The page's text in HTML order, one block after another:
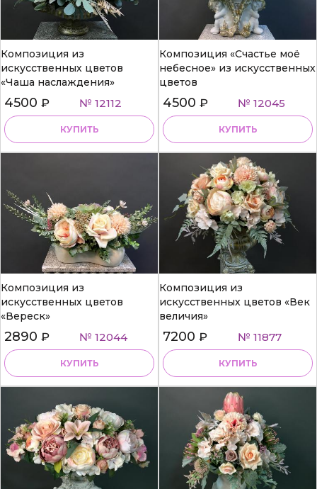
Композиция из
искусственных цветов
«Чаша наслаждения»
4500 ₽ № 12112
КУПИТЬ
Композиция «Счастье моё
небесное» из искусственных
цветов
4500 ₽ № 12045
КУПИТЬ
Композиция из
искусственных цветов
«Вереск»
2890 ₽ № 12044
КУПИТЬ
Композиция из
искусственных цветов «Век
величия»
7200 ₽ № 11877
КУПИТЬ